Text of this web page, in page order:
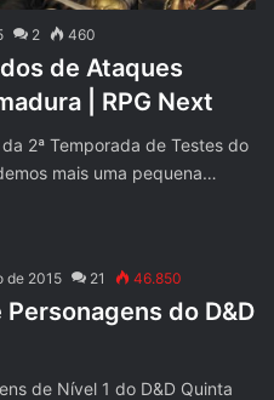
2 460
de Ataques
| RPG Next
2ª Temporada de Testes do
mais uma pequena…
de 2015 21 46.850
do D&D
de Nível 1 do D&D Quinta